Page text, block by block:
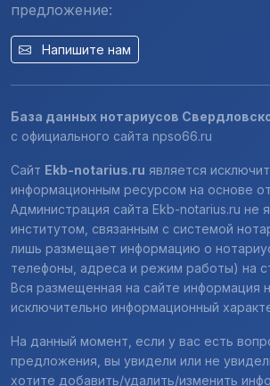
предложение:
Напишите нам
База данных нотариусов
с официального сайта npso66.ru
Сайт Ekb-notarius.ru является
информационным ресурсом на основе
Администрация сайта Ekb-notarius.ru не
институтом, связанным с системой
лишь размещает информацию о
телефоны, адреса и режим работы) на
Вся размещенная на сайте информация
исключительно информационный
На данный момент, если у вас есть
предложения, вы увидели или не
хотите добавить/удалить/изменить